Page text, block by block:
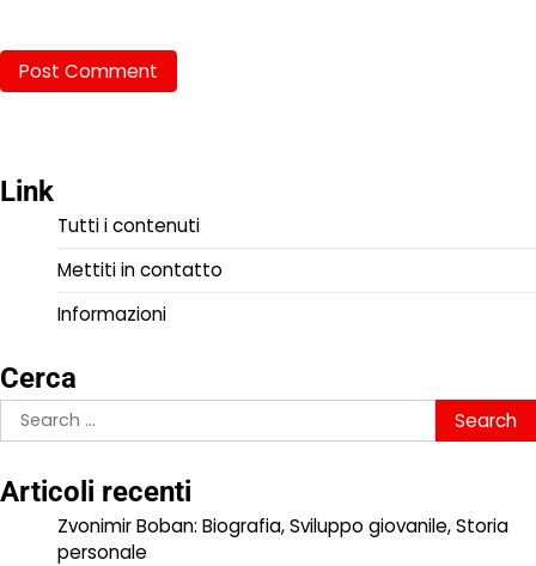
Link
Tutti i contenuti
Mettiti in contatto
Informazioni
Cerca
Search
for:
Articoli recenti
Zvonimir Boban: Biografia, Sviluppo giovanile, Storia
personale